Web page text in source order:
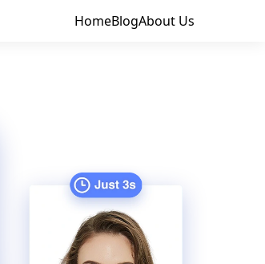
HomeBlogAbout Us